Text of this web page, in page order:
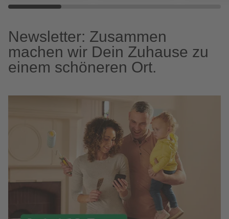
Newsletter: Zusammen
machen wir Dein Zuhause zu
einem schöneren Ort.